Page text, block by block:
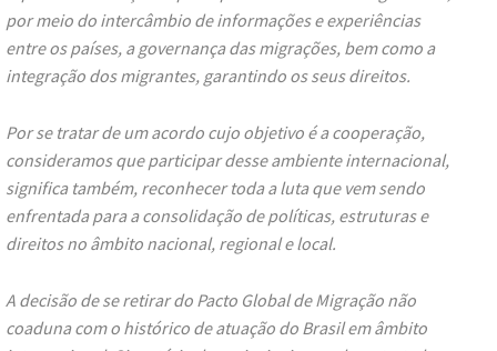
por meio do intercâmbio de informações e experiências
entre os países, a governança das migrações, bem como a
integração dos migrantes, garantindo os seus direitos.
Por se tratar de um acordo cujo objetivo é a cooperação,
consideramos que participar desse ambiente internacional,
significa também, reconhecer toda a luta que vem sendo
enfrentada para a consolidação de políticas, estruturas e
direitos no âmbito nacional, regional e local.
A decisão de se retirar do Pacto Global de Migração não
coaduna com o histórico de atuação do Brasil em âmbito